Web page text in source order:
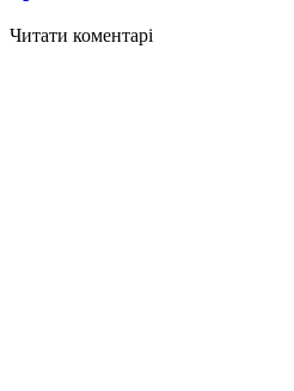
Читати коментарі